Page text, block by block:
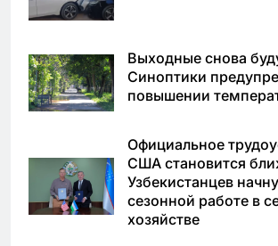
Выходные снова
Синоптики
повышении
Официальное
США становится
Узбекистанцев
сезонной работе в
хозяйстве